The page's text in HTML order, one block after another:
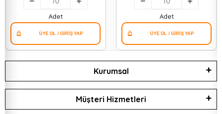
Adet Adet
Kurumsal
Müşteri Hizmetleri